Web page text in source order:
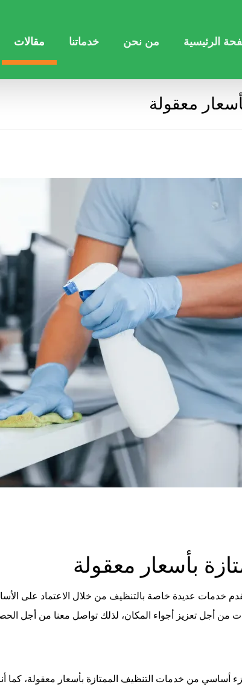
الرئيسية من نحن خدماتنا مقالات
معقولة
بأسعار معقولة
خدمات عديدة خاصة بالتنظيف من خلال الاعتماد على
من أجل تعزيز أجواء المكان، لذلك تواصل معنا من أجل
أساسي من خدمات التنظيف الممتازة بأسعار معقولة، كما